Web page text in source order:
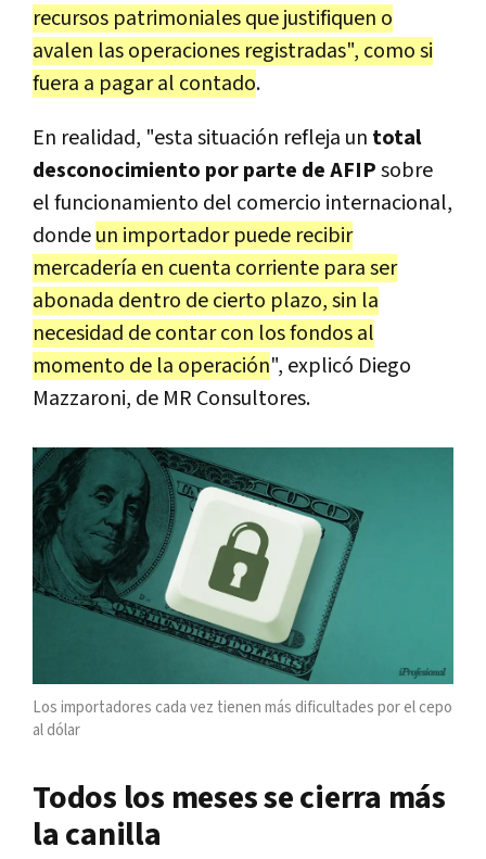
recursos patrimoniales que justifiquen o
avalen las operaciones registradas", como si
fuera a pagar al contado.
En realidad, "esta situación refleja un total
desconocimiento por parte de AFIPsobre
el funcionamiento del comercio internacional,
dondeun importador puede recibir
mercadería en cuenta corriente para ser
abonada dentro de cierto plazo, sin la
necesidad de contar con los fondos al
momento de la operación", explicó Diego
Mazzaroni, de MR Consultores.
Los importadores cada vez tienen más dificultades por el cepo
al dólar
Todos los meses se cierra más
la canilla